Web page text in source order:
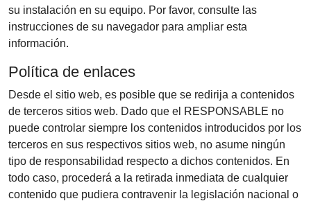
su instalación en su equipo. Por favor, consulte las
instrucciones de su navegador para ampliar esta
información.
Política de enlaces
Desde el sitio web, es posible que se redirija a contenidos
de terceros sitios web. Dado que el RESPONSABLE no
puede controlar siempre los contenidos introducidos por los
terceros en sus respectivos sitios web, no asume ningún
tipo de responsabilidad respecto a dichos contenidos. En
todo caso, procederá a la retirada inmediata de cualquier
contenido que pudiera contravenir la legislación nacional o